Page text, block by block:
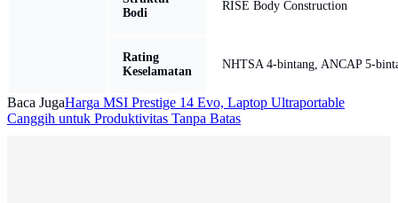
Bodi
RISE Body Construction
Rating
Keselamatan
NHTSA 4-bintang, ANCAP 5-
Baca JugaHarga MSI Prestige 14 Evo, Laptop Ultraportable
Canggih untuk Produktivitas Tanpa Batas